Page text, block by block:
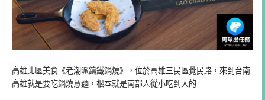
高雄北區美食《老潮派鑄鐵鍋燒》，位於高雄三民區覺民路，來到台南
高雄就是要吃鍋燒意麵，根本就是南部人從小吃到大的…